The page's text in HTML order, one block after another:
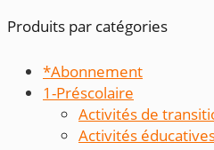
Produits par catégories
*Abonnement
1-Préscolaire
Activités de
Activités